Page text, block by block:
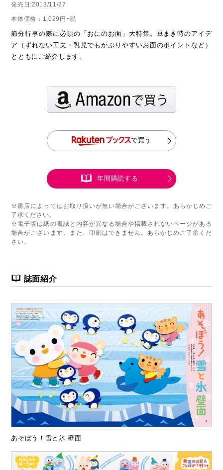
発売日:2013/11/27
本体価格：1,029円+税
節分行事の際に必須の「おにのお面」大特集。豆まき時のアイデ
ア（ずれない工夫・乳児でもかぶりやすいお面のポイントなど）
とともにご紹介します。
で買う
年間購読する
※書店によってはお取り扱いが無い場合がございます。あらかじめご
了承ください。
※電子版は紙の書誌と内容が異なる場合や掲載されないページがある
場合がございます。また、印刷はできません。あらかじめご了承くだ
さい。
誌面紹介
あそぼう！雪と氷 壁面